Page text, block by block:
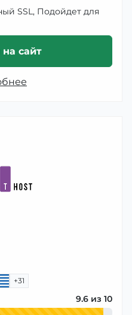
SSL, Подойдет для
сайт
+31
9.6